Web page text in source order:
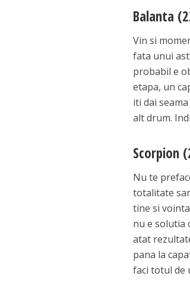
Balanta
Vin si
fata unui
probabil e
etapa, un
iti dai
alt drum.
Scorpion
Nu te
totalitate
tine si
nu e solutia
atat
pana la
faci totul de